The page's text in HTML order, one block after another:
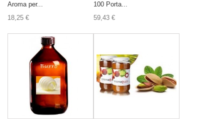
Aroma per...
18,25 €
100 Porta...
59,43 €